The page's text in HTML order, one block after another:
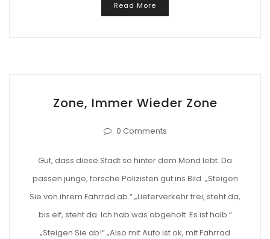
Read More
Zone, Immer Wieder Zone
0 Comments
Gut, dass diese Stadt so hinter dem Mond lebt. Da
passen junge, forsche Polizisten gut ins Bild. „Steigen
Sie von ihrem Fahrrad ab.“ „Lieferverkehr frei, steht da,
bis elf, steht da. Ich hab was abgeholt. Es ist halb.“
„Steigen Sie ab!“ „Also mit Auto ist ok, mit Fahrrad